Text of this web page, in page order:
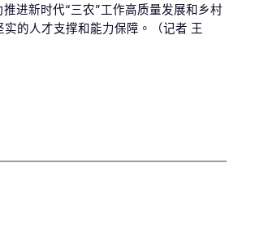
推进新时代“三农”工作高质量发展和乡村
实的人才支撑和能力保障。（记者 王